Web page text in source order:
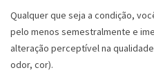
Qualquer que seja a condição,
pelo menos semestralmente e
alteração perceptível na
odor, cor).